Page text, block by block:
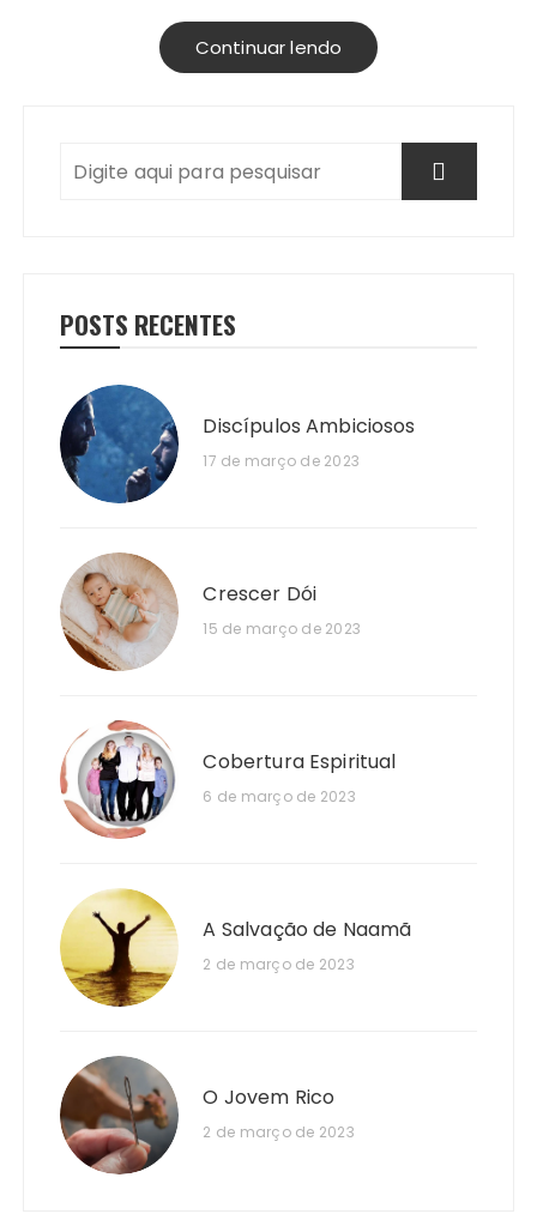
Continuar lendo
POSTS RECENTES
Discípulos Ambiciosos
17 de março de 2023
Crescer Dói
15 de março de 2023
Cobertura Espiritual
6 de março de 2023
A Salvação de Naamã
2 de março de 2023
O Jovem Rico
2 de março de 2023